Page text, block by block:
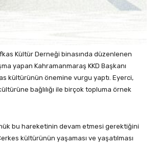
Kültür Derneği binasında düzenlenen
yapan Kahramanmaraş KKD Başkanı
kültürünün önemine vurgu yaptı. Eyerci,
bağlılığı ile birçok topluma örnek
bu hareketinin devam etmesi gerektiğini
kültürünün yaşaması ve yaşatılması